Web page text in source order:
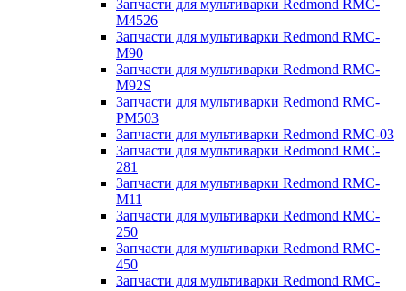
Запчасти для мультиварки Redmond RMC-
M4526
Запчасти для мультиварки Redmond RMC-
M90
Запчасти для мультиварки Redmond RMC-
M92S
Запчасти для мультиварки Redmond RMC-
PM503
Запчасти для мультиварки Redmond RMC-03
Запчасти для мультиварки Redmond RMC-
281
Запчасти для мультиварки Redmond RMC-
M11
Запчасти для мультиварки Redmond RMC-
250
Запчасти для мультиварки Redmond RMC-
450
Запчасти для мультиварки Redmond RMC-